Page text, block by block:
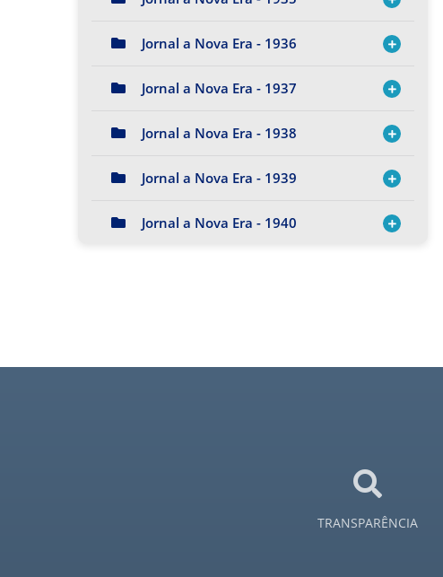
Jornal a Nova Era - 1936
Jornal a Nova Era - 1937
Jornal a Nova Era - 1938
Jornal a Nova Era - 1939
Jornal a Nova Era - 1940
TRANSPARÊNCIA